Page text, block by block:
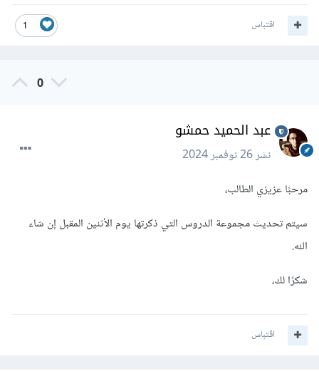
1 اقتباس
0
عبد الحميد حمشو
نشر26 نوفمبر 2024
مرحبًا عزيزي الطالب،
سيتم تحديث مجموعة الدروس التي ذكرتها يوم الأثنين المقبل إن شاء
الله.
شكرًا لك،
اقتباس